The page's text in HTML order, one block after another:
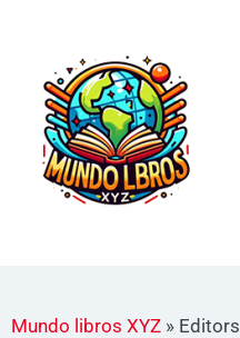
contenido
Mundo libros XYZ » Editors